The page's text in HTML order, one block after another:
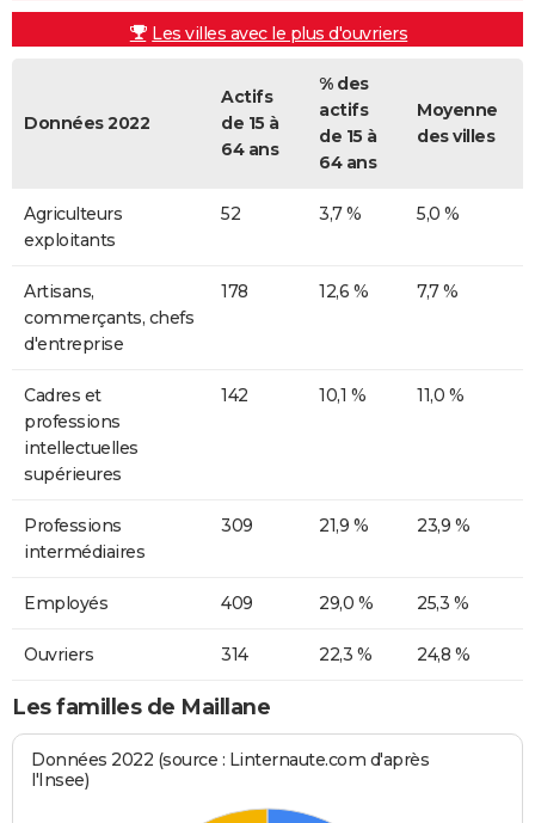
Les villes avec le plus d'ouvriers
Données 2022
Actifs
de 15 à
64 ans
% des
actifs
de 15 à
64 ans
Moyenne
des villes
Agriculteurs
exploitants
52 3,7 % 5,0 %
Artisans,
commerçants, chefs
d'entreprise
178 12,6 % 7,7 %
Cadres et
professions
intellectuelles
supérieures
142 10,1 % 11,0 %
Professions
intermédiaires
309 21,9 % 23,9 %
Employés 409 29,0 % 25,3 %
Ouvriers 314 22,3 % 24,8 %
Les familles de Maillane
Données 2022 (source : Linternaute.com d'après
l'Insee)